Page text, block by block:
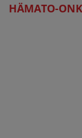
HÄMATO-